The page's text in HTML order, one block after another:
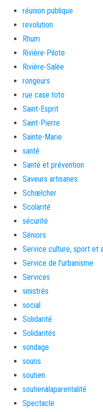
réunion publique
revolution
Rhum
Rivière-Pilote
Rivière-Salée
rongeurs
rue case toto
Saint-Esprit
Saint-Pierre
Sainte-Marie
santé
Santé et prévention
Saveurs artisanes
Schœlcher
Scolarité
sécurité
Séniors
Service culture, sport et
Service de l'urbanisme
Services
sinistrés
social
Solidarité
Solidarités
sondage
souris
soutien
soutienàlaparentalité
Spectacle